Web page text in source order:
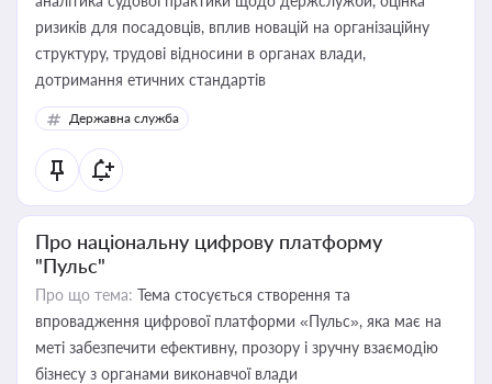
ризиків для посадовців, вплив новацій на організаційну
структуру, трудові відносини в органах влади,
дотримання етичних стандартів
Державна служба
Про національну цифрову платформу
"Пульс"
Про що тема: Тема стосується створення та
впровадження цифрової платформи «Пульс», яка має на
меті забезпечити ефективну, прозору і зручну взаємодію
бізнесу з органами виконавчої влади